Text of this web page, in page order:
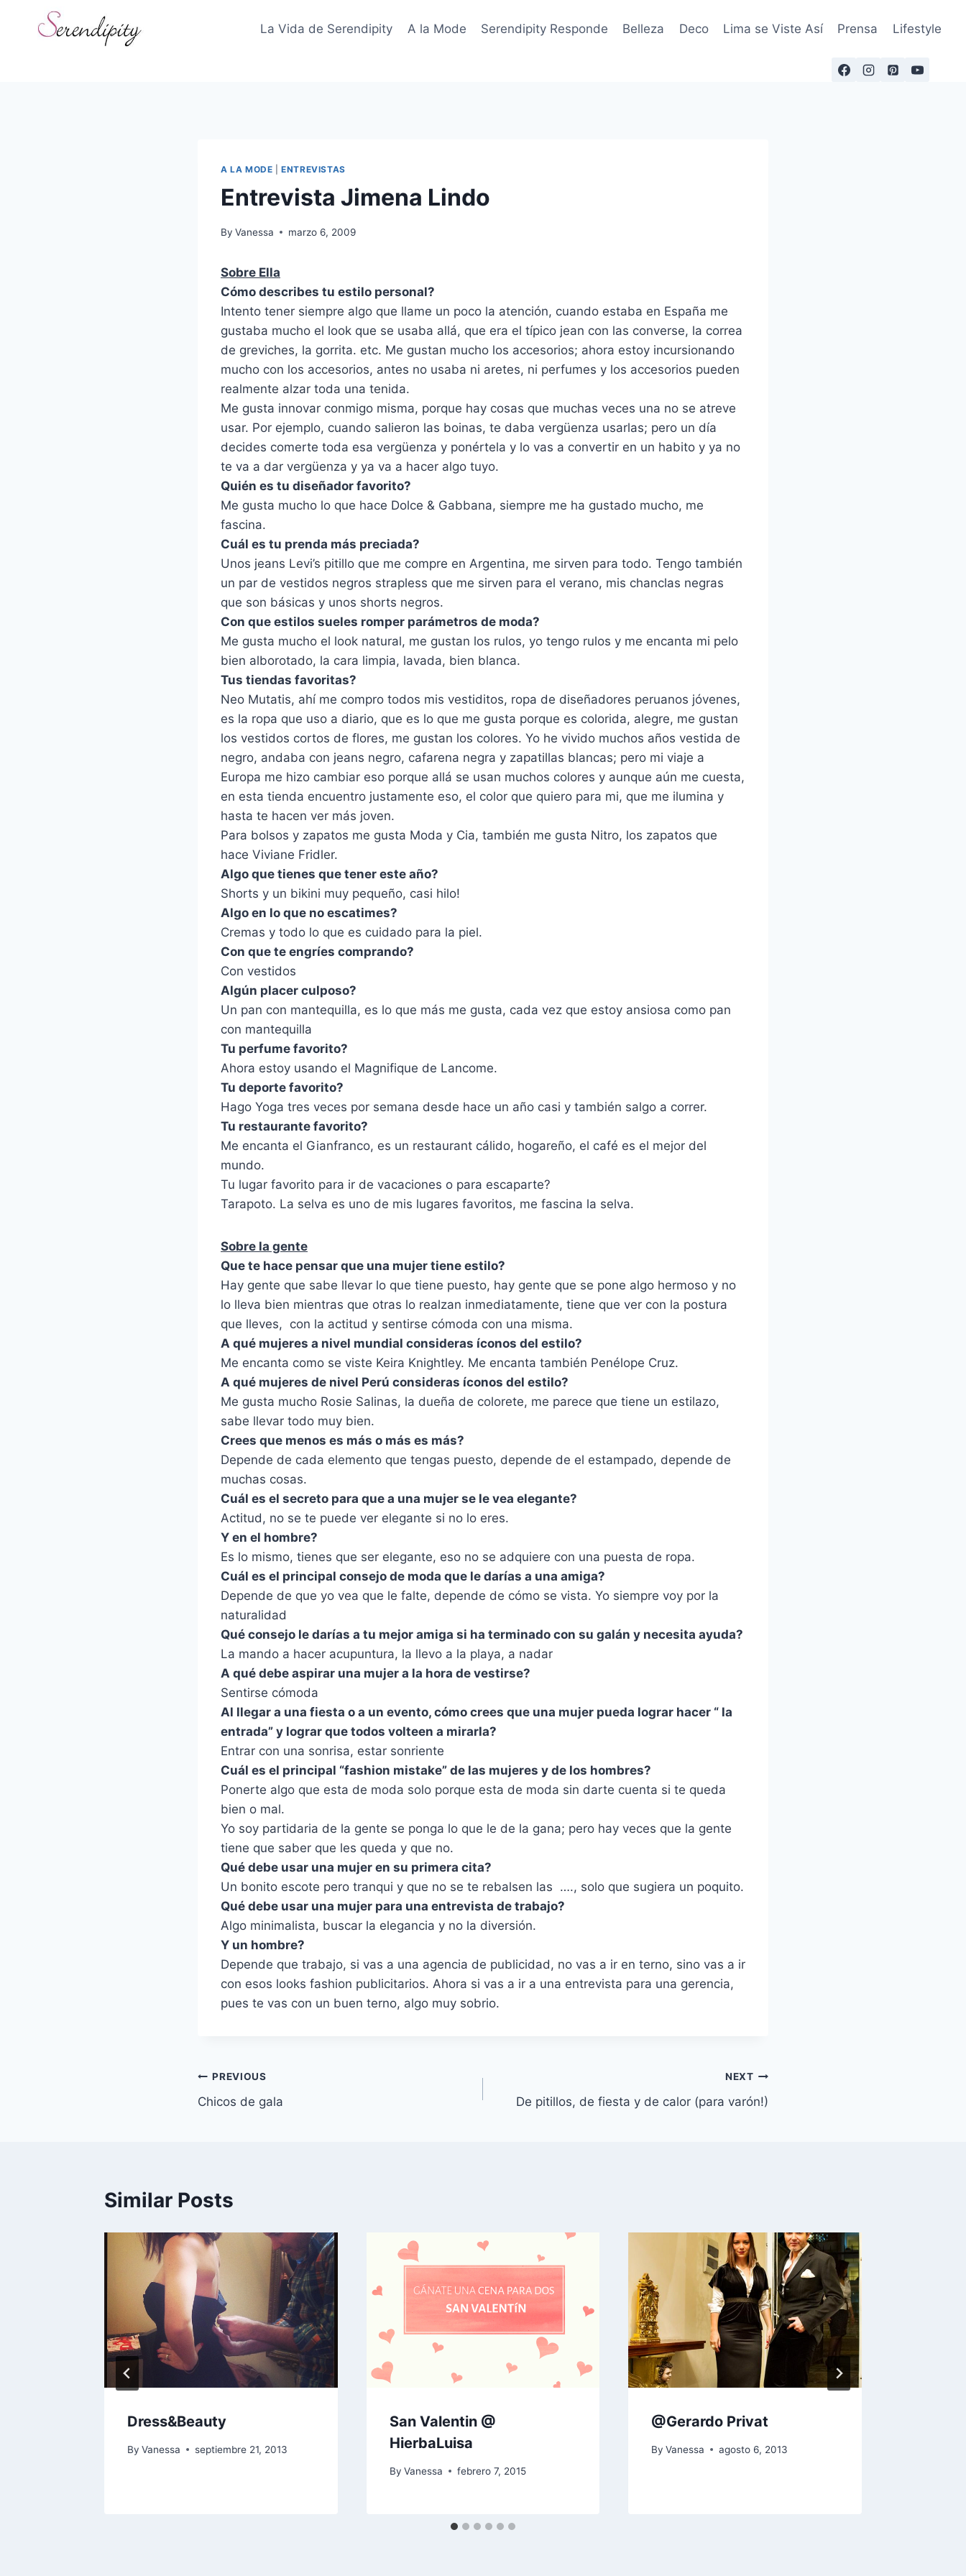
La Vida de Serendipity A la Mode Serendipity Responde Belleza Deco Lima se Viste Así Prensa Lifestyle
A LA MODE |ENTREVISTAS
Entrevista Jimena Lindo
By Vanessa marzo 6, 2009
Sobre Ella
Cómo describes tu estilo personal?
Intento tener siempre algo que llame un poco la atención, cuando estaba en España me
gustaba mucho el look que se usaba allá, que era el típico jean con las converse, la correa
de greviches, la gorrita. etc. Me gustan mucho los accesorios; ahora estoy incursionando
mucho con los accesorios, antes no usaba ni aretes, ni perfumes y los accesorios pueden
realmente alzar toda una tenida.
Me gusta innovar conmigo misma, porque hay cosas que muchas veces una no se atreve
usar. Por ejemplo, cuando salieron las boinas, te daba vergüenza usarlas; pero un día
decides comerte toda esa vergüenza y ponértela y lo vas a convertir en un habito y ya no
te va a dar vergüenza y ya va a hacer algo tuyo.
Quién es tu diseñador favorito?
Me gusta mucho lo que hace Dolce & Gabbana, siempre me ha gustado mucho, me
fascina.
Cuál es tu prenda más preciada?
Unos jeans Levi’s pitillo que me compre en Argentina, me sirven para todo. Tengo también
un par de vestidos negros strapless que me sirven para el verano, mis chanclas negras
que son básicas y unos shorts negros.
Con que estilos sueles romper parámetros de moda?
Me gusta mucho el look natural, me gustan los rulos, yo tengo rulos y me encanta mi pelo
bien alborotado, la cara limpia, lavada, bien blanca.
Tus tiendas favoritas?
Neo Mutatis, ahí me compro todos mis vestiditos, ropa de diseñadores peruanos jóvenes,
es la ropa que uso a diario, que es lo que me gusta porque es colorida, alegre, me gustan
los vestidos cortos de flores, me gustan los colores. Yo he vivido muchos años vestida de
negro, andaba con jeans negro, cafarena negra y zapatillas blancas; pero mi viaje a
Europa me hizo cambiar eso porque allá se usan muchos colores y aunque aún me cuesta,
en esta tienda encuentro justamente eso, el color que quiero para mi, que me ilumina y
hasta te hacen ver más joven.
Para bolsos y zapatos me gusta Moda y Cia, también me gusta Nitro, los zapatos que
hace Viviane Fridler.
Algo que tienes que tener este año?
Shorts y un bikini muy pequeño, casi hilo!
Algo en lo que no escatimes?
Cremas y todo lo que es cuidado para la piel.
Con que te engríes comprando?
Con vestidos
Algún placer culposo?
Un pan con mantequilla, es lo que más me gusta, cada vez que estoy ansiosa como pan
con mantequilla
Tu perfume favorito?
Ahora estoy usando el Magnifique de Lancome.
Tu deporte favorito?
Hago Yoga tres veces por semana desde hace un año casi y también salgo a correr.
Tu restaurante favorito?
Me encanta el Gianfranco, es un restaurant cálido, hogareño, el café es el mejor del
mundo.
Tu lugar favorito para ir de vacaciones o para escaparte?
Tarapoto. La selva es uno de mis lugares favoritos, me fascina la selva.
Sobre la gente
Que te hace pensar que una mujer tiene estilo?
Hay gente que sabe llevar lo que tiene puesto, hay gente que se pone algo hermoso y no
lo lleva bien mientras que otras lo realzan inmediatamente, tiene que ver con la postura
que lleves, con la actitud y sentirse cómoda con una misma.
A qué mujeres a nivel mundial consideras íconos del estilo?
Me encanta como se viste Keira Knightley. Me encanta también Penélope Cruz.
A qué mujeres de nivel Perú consideras íconos del estilo?
Me gusta mucho Rosie Salinas, la dueña de colorete, me parece que tiene un estilazo,
sabe llevar todo muy bien.
Crees que menos es más o más es más?
Depende de cada elemento que tengas puesto, depende de el estampado, depende de
muchas cosas.
Cuál es el secreto para que a una mujer se le vea elegante?
Actitud, no se te puede ver elegante si no lo eres.
Y en el hombre?
Es lo mismo, tienes que ser elegante, eso no se adquiere con una puesta de ropa.
Cuál es el principal consejo de moda que le darías a una amiga?
Depende de que yo vea que le falte, depende de cómo se vista. Yo siempre voy por la
naturalidad
Qué consejo le darías a tu mejor amiga si ha terminado con su galán y necesita ayuda?
La mando a hacer acupuntura, la llevo a la playa, a nadar
A qué debe aspirar una mujer a la hora de vestirse?
Sentirse cómoda
Al llegar a una fiesta o a un evento, cómo crees que una mujer pueda lograr hacer “ la
entrada” y lograr que todos volteen a mirarla?
Entrar con una sonrisa, estar sonriente
Cuál es el principal “fashion mistake” de las mujeres y de los hombres?
Ponerte algo que esta de moda solo porque esta de moda sin darte cuenta si te queda
bien o mal.
Yo soy partidaria de la gente se ponga lo que le de la gana; pero hay veces que la gente
tiene que saber que les queda y que no.
Qué debe usar una mujer en su primera cita?
Un bonito escote pero tranqui y que no se te rebalsen las …., solo que sugiera un poquito.
Qué debe usar una mujer para una entrevista de trabajo?
Algo minimalista, buscar la elegancia y no la diversión.
Y un hombre?
Depende que trabajo, si vas a una agencia de publicidad, no vas a ir en terno, sino vas a ir
con esos looks fashion publicitarios. Ahora si vas a ir a una entrevista para una gerencia,
pues te vas con un buen terno, algo muy sobrio.
Navegación
de
PREVIOUS
Chicos de gala
NEXT
De pitillos, de fiesta y de calor (para varón!)
Similar Posts
Dress&Beauty
By Vanessa septiembre 21, 2013
San Valentin @
HierbaLuisa
By Vanessa febrero 7, 2015
@Gerardo Privat
By Vanessa agosto 6, 2013